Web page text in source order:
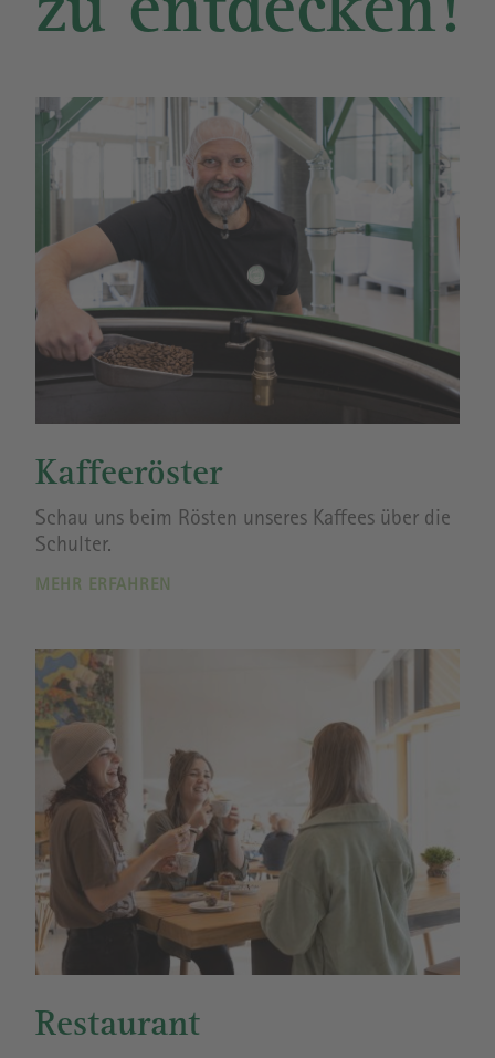
zu entdecken!
Kaffeeröster
Schau uns beim Rösten unseres Kaffees über die
Schulter.
MEHR ERFAHREN
Restaurant